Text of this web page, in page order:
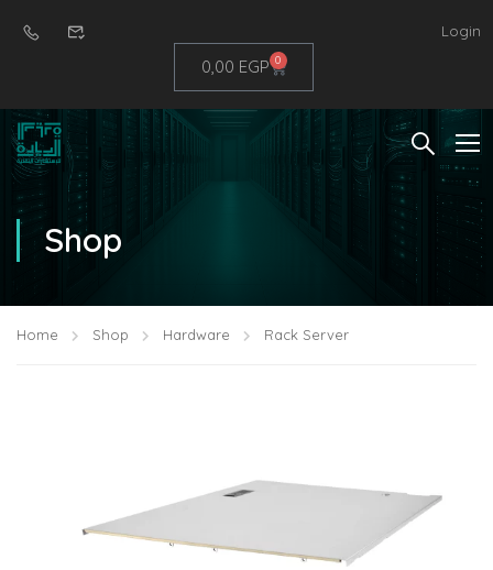
Login
0,00 EGP 0
Shop
Home Shop Hardware Rack Server